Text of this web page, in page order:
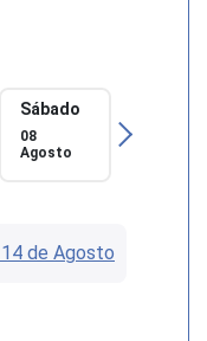
Sábado
08
Agosto
de Agosto